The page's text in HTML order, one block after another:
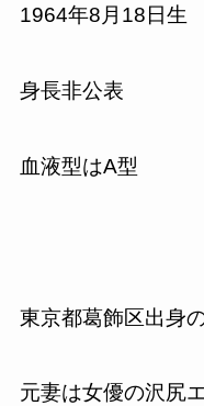
1964年8 月 18 日生
身長非公表
血液型はA型
東京都葛飾区出身
元妻は女優の沢尻